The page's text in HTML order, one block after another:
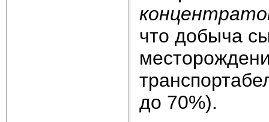
что добыча
до 70%).